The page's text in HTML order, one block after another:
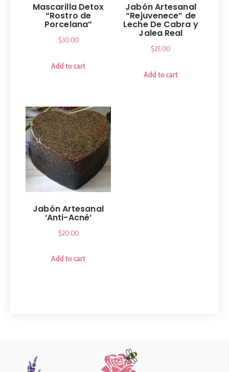
Mascarilla Detox
“Rostro de
Porcelana”
$30.00
Add to cart
Jabón Artesanal
“Rejuvenece” de
Leche De Cabra y
Jalea Real
$25.00
Add to cart
Jabón Artesanal
‘Anti-Acné’
$20.00
Add to cart